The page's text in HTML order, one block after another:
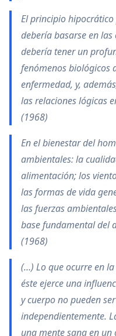
El principio
debería basarse en
debería tener un
fenómenos biológicos
enfermedad, y,
las relaciones lógicas
(1968)
En el bienestar del
ambientales: la
alimentación; los
las formas de vida
las fuerzas
base fundamental del
(1968)
(…) Lo que ocurre en
éste ejerce una
y cuerpo no pueden
independientemente.
una mente sana en un